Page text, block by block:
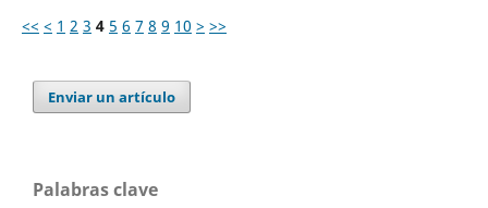
<< < 1 2 3 4 5 6 7 8 9 10 > >>
Enviar un artículo
Palabras clave